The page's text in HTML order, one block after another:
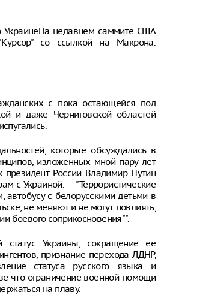
УкраинеНа недавнем саммите США
со ссылкой на Макрона.
с пока остающейся под
и даже Черниговской областей
которые обсуждались в
изложенных мной пару лет
России Владимир Путин
с Украиной. — "Террористические
с белорусскими детьми в
не меняют и не могут повлиять,
боевого соприкосновения"".
статус Украины, сокращение ее
признание перехода ЛДНР,
статуса русского языка и
что ограничение военной помощи
на плаву.